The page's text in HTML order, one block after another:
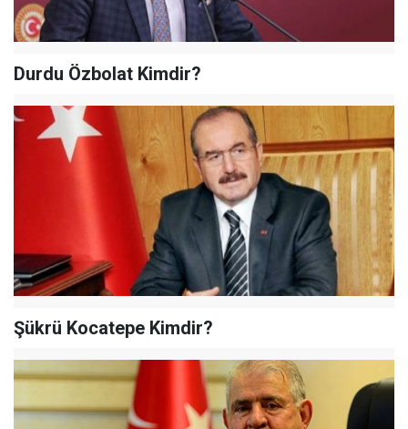
Durdu Özbolat Kimdir?
Şükrü Kocatepe Kimdir?